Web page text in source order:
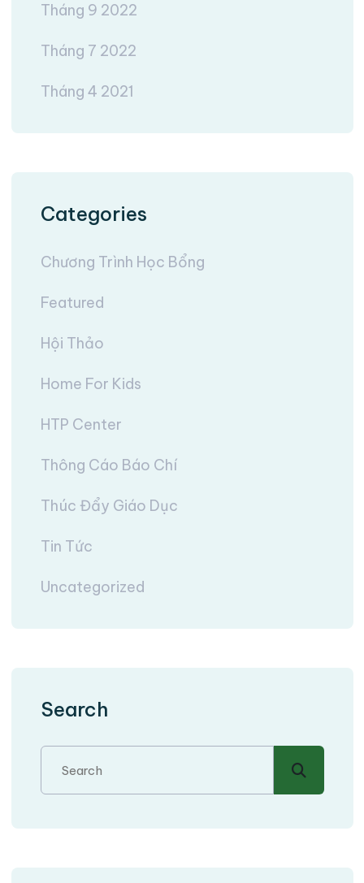
Tháng 9 2022
Tháng 7 2022
Tháng 4 2021
Categories
Chương Trình Học Bổng
Featured
Hội Thảo
Home For Kids
HTP Center
Thông Cáo Báo Chí
Thúc Đẩy Giáo Dục
Tin Tức
Uncategorized
Search